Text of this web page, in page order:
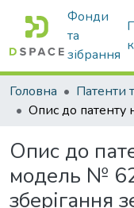
Фонди
та
зібрання
Головна
Опис до
модель №
зберігання